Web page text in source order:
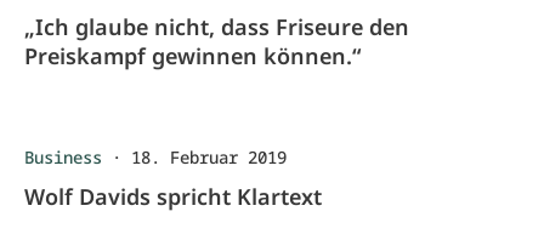
„Ich glaube nicht, dass Friseure den
Preiskampf gewinnen können.“
Business · 18. Februar 2019
Wolf Davids spricht Klartext